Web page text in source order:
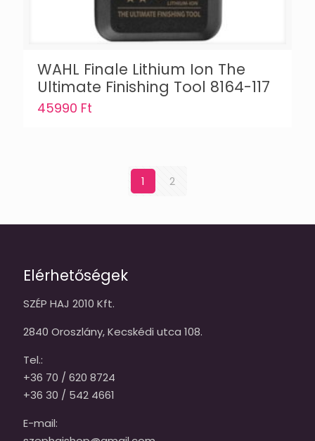
WAHL Finale Lithium Ion The
Ultimate Finishing Tool 8164-117
45990 Ft
1 2
Elérhetőségek
SZÉP HAJ 2010 Kft.
2840 Oroszlány, Kecskédi utca 108.
Tel.:
+36 70 / 620 8724
+36 30 / 542 4661
E-mail: